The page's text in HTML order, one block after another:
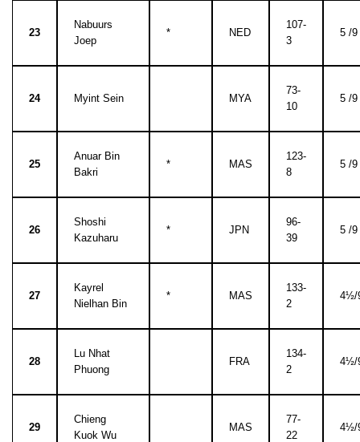
23
Nabuurs
Joep
* NED
107-
3
5 /9
24 Myint Sein MYA
73-
10
5 /9
25
Anuar Bin
Bakri
* MAS
123-
8
5 /9
26
Shoshi
Kazuharu
* JPN
96-
39
5 /9
27
Kayrel
Nielhan Bin
* MAS
133-
2
4½/
28
Lu Nhat
Phuong
FRA
134-
2
4½/
29
Chieng
Kuok Wu
MAS
77-
22
4½/